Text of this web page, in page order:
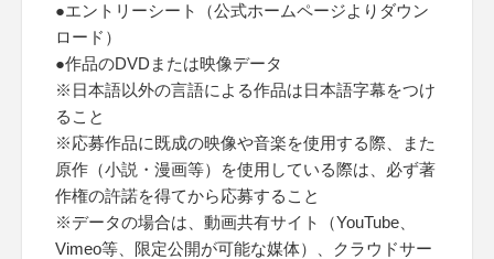
●エントリーシート（公式ホームページよりダウン
ロード）
●作品のDVDまたは映像データ
※日本語以外の言語による作品は日本語字幕をつけ
ること
※応募作品に既成の映像や音楽を使用する際、また
原作（小説・漫画等）を使用している際は、必ず著
作権の許諾を得てから応募すること
※データの場合は、動画共有サイト（YouTube、
Vimeo等、限定公開が可能な媒体）、クラウドサー